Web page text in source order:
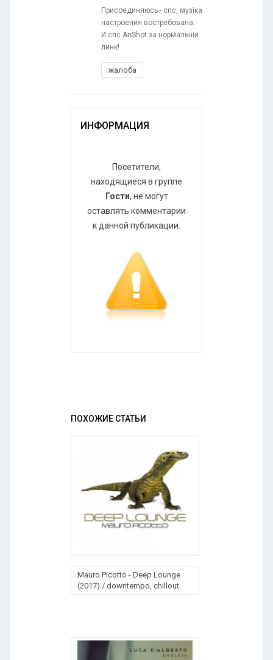
Присоединяюсь - спс, музіка
настроения востребована.
И спс AnShot за нормальній
линк!
жалоба
ИНФОРМАЦИЯ
Посетители,
находящиеся в группе
Гости, не могут
оставлять комментарии
к данной публикации.
ПОХОЖИЕ СТАТЬИ
Mauro Picotto - Deep Lounge
(2017) / downtempo, chillout